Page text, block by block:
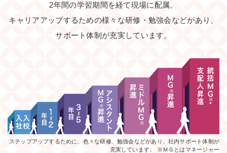
2年間の学習期間を経て現場に配属。
キャリアアップするための様々な研修・勉強会などがあり、
サポート体制が充実しています。
ステップアップするために、色々な研修、勉強会などがあり、社内サポート体制が
充実しています。 ※ＭＧとはマネージャー